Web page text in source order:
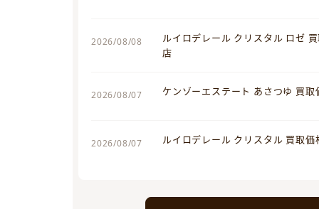
2026/08/08
ルイロデレール クリスタル ロゼ
店
2026/08/07 ケンゾーエステート あさつゆ 買
2026/08/07 ルイロデレール クリスタル 買取